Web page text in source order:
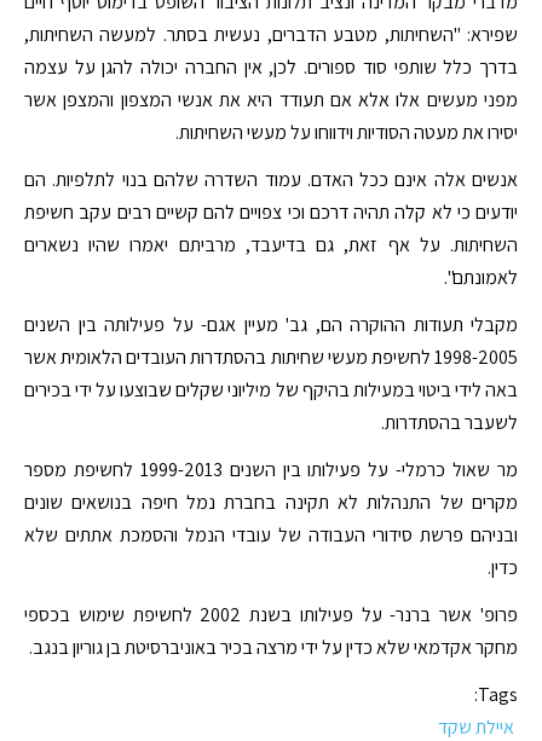
שפירא: "השחיתות, מטבע הדברים, נעשית בסתר. למעשה השחיתות,
בדרך כלל שותפי סוד ספורים. לכן, אין החברה יכולה להגן על עצמה
מפני מעשים אלו אלא אם תעודד היא את אנשי המצפון והמצפן אשר
יסירו את מעטה הסודיות וידווחו על מעשי השחיתות.
אנשים אלה אינם ככל האדם. עמוד השדרה שלהם בנוי לתלפיות. הם
יודעים כי לא קלה תהיה דרכם וכי צפויים להם קשיים רבים עקב חשיפת
השחיתות. על אף זאת, גם בדיעבד, מרביתם יאמרו שהיו נשארים
לאמונתם".
מקבלי תעודות ההוקרה הם, גב' מעיין אגם- על פעילותה בין השנים
1998-2005 לחשיפת מעשי שחיתות בהסתדרות העובדים הלאומית אשר
באה לידי ביטוי במעילות בהיקף של מיליוני שקלים שבוצעו על ידי בכירים
לשעבר בהסתדרות.
מר שאול כרמלי- על פעילותו בין השנים 1999-2013 לחשיפת מספר
מקרים של התנהלות לא תקינה בחברת נמל חיפה בנושאים שונים
ובניהם פרשת סידורי העבודה של עובדי הנמל והסמכת אתתים שלא
כדין.
פרופ' אשר ברנר- על פעילותו בשנת 2002 לחשיפת שימוש בכספי
מחקר אקדמאי שלא כדין על ידי מרצה בכיר באוניברסיטת בן גוריון בנגב.
Tags:
איילת שקד